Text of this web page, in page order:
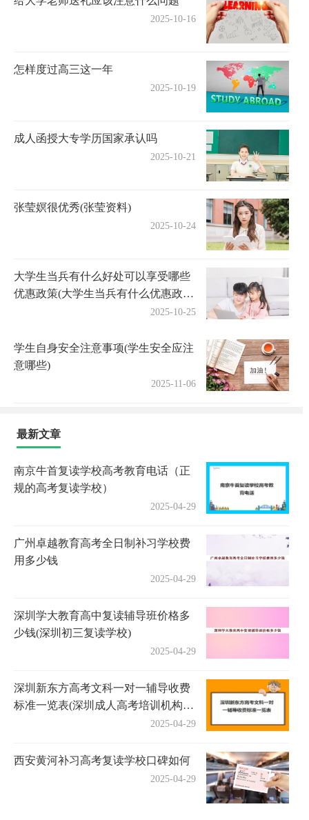
2025-10-16
怎样度过高三这一年
2025-10-19
成人函授大专学历国家承认吗
2025-10-21
张莹嫇很优秀(张莹资料)
2025-10-24
大学生当兵有什么好处可以享受哪些
优惠政策(大学生当兵有什么优惠政策
2025-10-25
学生自身安全注意事项(学生安全应注
意哪些)
2025-11-06
最新文章
南京牛首复读学校高考教育电话（正
规的高考复读学校）
2025-04-29
广州卓越教育高考全日制补习学校费
用多少钱
2025-04-29
深圳学大教育高中复读辅导班价格多
少钱(深圳初三复读学校)
2025-04-29
深圳新东方高考文科一对一辅导收费
标准一览表(深圳成人高考培训机构有
2025-04-29
西安黄河补习高考复读学校口碑如何
2025-04-29